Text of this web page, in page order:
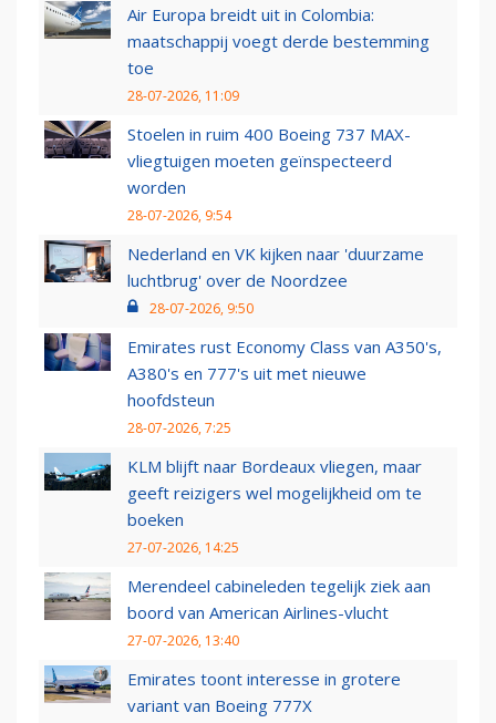
Air Europa breidt uit in Colombia:
maatschappij voegt derde bestemming
toe
28-07-2026, 11:09
Stoelen in ruim 400 Boeing 737 MAX-
vliegtuigen moeten geïnspecteerd
worden
28-07-2026, 9:54
Nederland en VK kijken naar 'duurzame
luchtbrug' over de Noordzee
28-07-2026, 9:50
Emirates rust Economy Class van A350's,
A380's en 777's uit met nieuwe
hoofdsteun
28-07-2026, 7:25
KLM blijft naar Bordeaux vliegen, maar
geeft reizigers wel mogelijkheid om te
boeken
27-07-2026, 14:25
Merendeel cabineleden tegelijk ziek aan
boord van American Airlines-vlucht
27-07-2026, 13:40
Emirates toont interesse in grotere
variant van Boeing 777X